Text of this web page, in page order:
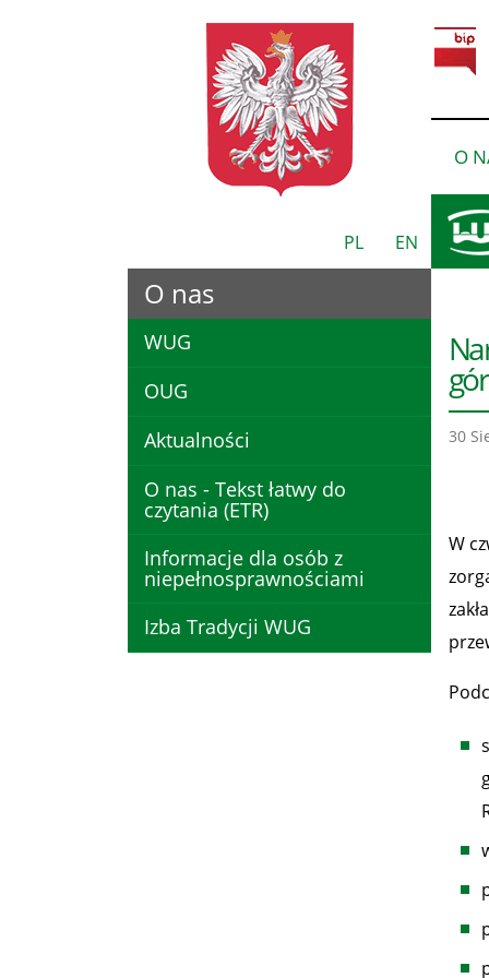
PL EN
O
30
W
O nas
WUG
OUG
Aktualności
O nas - Tekst łatwy do
czytania (ETR)
Informacje dla osób z
niepełnosprawnościami
Izba Tradycji WUG